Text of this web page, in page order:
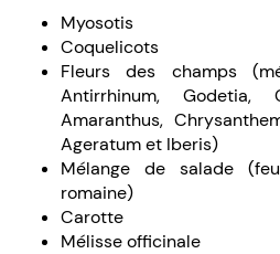
Myosotis
Coquelicots
Fleurs des champs
Antirrhinum, Godetia,
Amaranthus,
Ageratum et Iberis)
Mélange de salade
romaine)
Carotte
Mélisse officinale